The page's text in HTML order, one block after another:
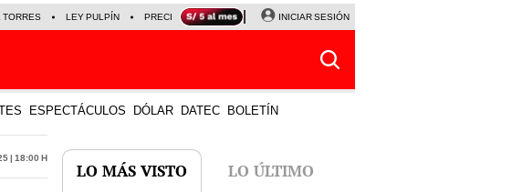
TORRES LEY PULPÍN PRECIO DEL DÓLAR CORTE DE LUZ VIERNES 7 DE AGOSTO
INICIAR SESIÓN
ESPECTÁCULOS DÓLAR DATEC BOLETÍN
| 18:00 h
LO MÁS VISTO LO ÚLTIMO